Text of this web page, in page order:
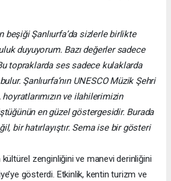
beşiği Şanlıurfa’da sizlerle birlikte
duyuyorum. Bazı değerler sadece
topraklarda ses sadece kulaklarda
Şanlıurfa’nın UNESCO Müzik Şehri
ve ilahilerimizin
en güzel göstergesidir. Burada
bir hatırlayıştır. Sema ise bir gösteri
kültürel zenginliğini ve manevi derinliğini
gösterdi. Etkinlik, kentin turizm ve